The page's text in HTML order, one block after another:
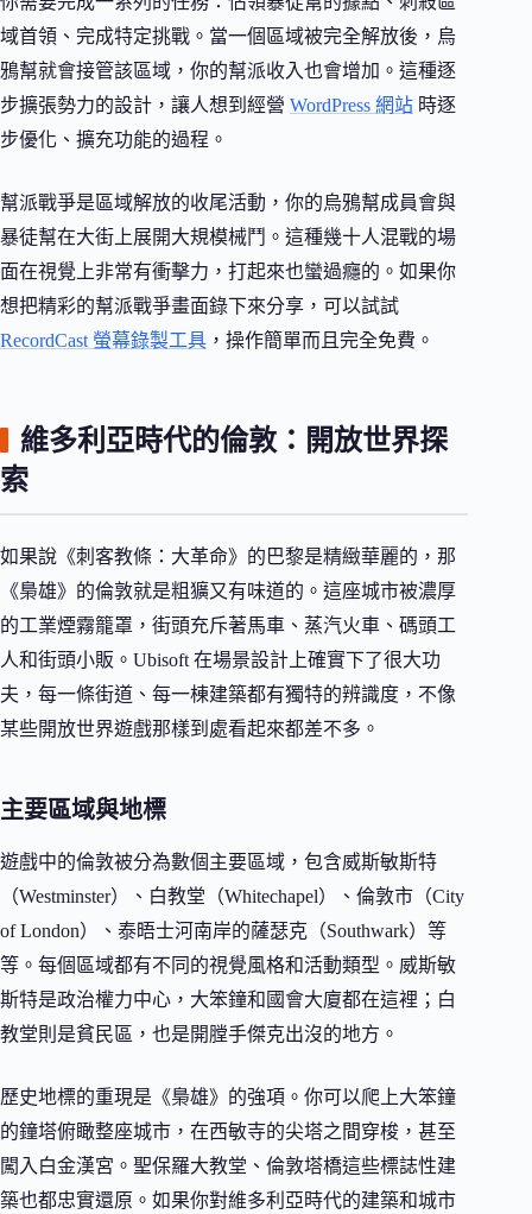
域首領、完成特定挑戰。當一個區域被完全解放後，烏
鴉幫就會接管該區域，你的幫派收入也會增加。這種逐
步擴張勢力的設計，讓人想到經營 WordPress 網站 時逐
步優化、擴充功能的過程。
幫派戰爭是區域解放的收尾活動，你的烏鴉幫成員會與
暴徒幫在大街上展開大規模械鬥。這種幾十人混戰的場
面在視覺上非常有衝擊力，打起來也蠻過癮的。如果你
想把精彩的幫派戰爭畫面錄下來分享，可以試試
RecordCast 螢幕錄製工具 ，操作簡單而且完全免費。
維多利亞時代的倫敦：開放世界探
索
如果說《刺客教條：大革命》的巴黎是精緻華麗的，那
《梟雄》的倫敦就是粗獷又有味道的。這座城市被濃厚
的工業煙霧籠罩，街頭充斥著馬車、蒸汽火車、碼頭工
人和街頭小販。Ubisoft 在場景設計上確實下了很大功
夫，每一條街道、每一棟建築都有獨特的辨識度，不像
某些開放世界遊戲那樣到處看起來都差不多。
主要區域與地標
遊戲中的倫敦被分為數個主要區域，包含威斯敏斯特
（Westminster）、白教堂（Whitechapel）、倫敦市（City
of London）、泰晤士河南岸的薩瑟克（Southwark）等
等。每個區域都有不同的視覺風格和活動類型。威斯敏
斯特是政治權力中心，大笨鐘和國會大廈都在這裡；白
教堂則是貧民區，也是開膛手傑克出沒的地方。
歷史地標的重現是《梟雄》的強項。你可以爬上大笨鐘
的鐘塔俯瞰整座城市，在西敏寺的尖塔之間穿梭，甚至
闖入白金漢宮。聖保羅大教堂、倫敦塔橋這些標誌性建
築也都忠實還原。如果你對維多利亞時代的建築和城市